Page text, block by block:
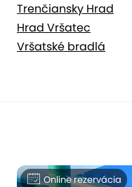
Trenčiansky Hrad
Hrad Vršatec
Vršatské bradlá
Online rezervácia